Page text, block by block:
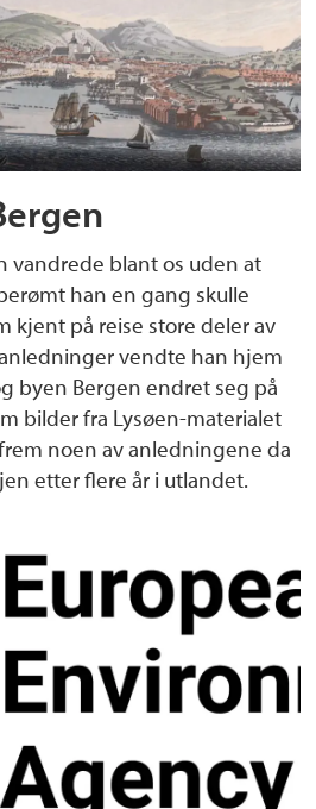
vandrede blant os uden at
han en gang skulle
kjent på reise store deler av
vendte han hjem
byen Bergen endret seg på
bilder fra Lysøen-materialet
noen av anledningene da
etter flere år i utlandet.